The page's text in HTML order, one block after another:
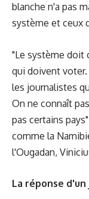
blanche n'a pas
système et ceux
"Le système doit
qui doivent
les journalistes
On ne connaît
pas certains
comme la
l'Ougadan,
La réponse